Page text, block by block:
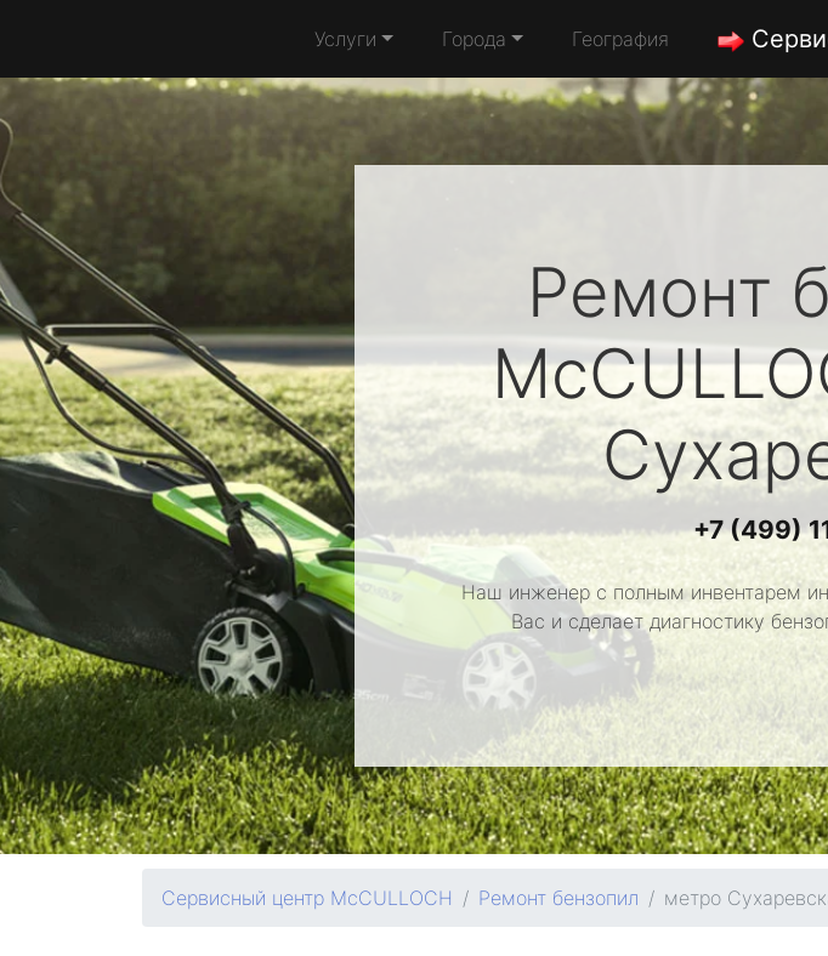
Услуги Города География
Ремонт
+7 (499)
Наш инженер с полным инвентарем
Вас и сделает диагностику
Сервисный центр McCULLOCH Ремонт бензопил метро